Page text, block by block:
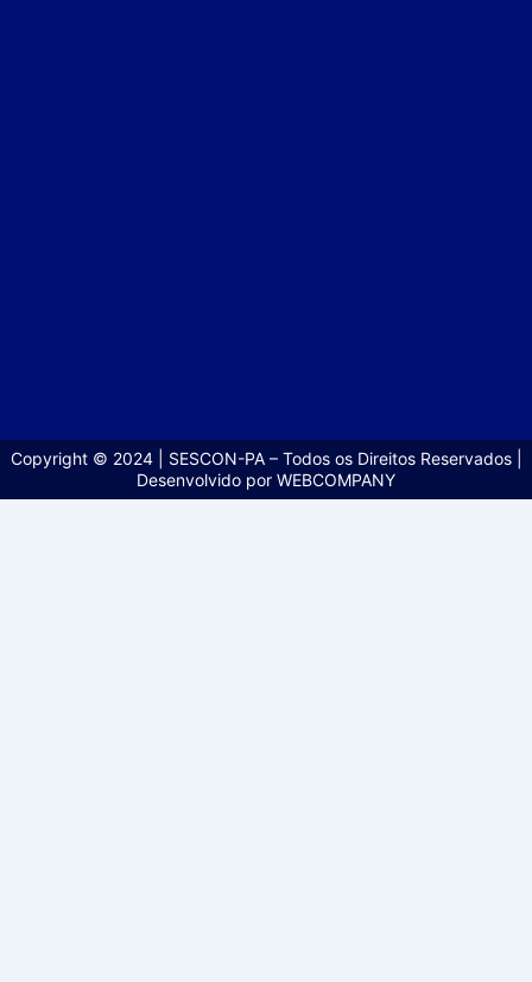
Copyright © 2024 | SESCON-PA – Todos os Direitos Reservados |
Desenvolvido por WEBCOMPANY